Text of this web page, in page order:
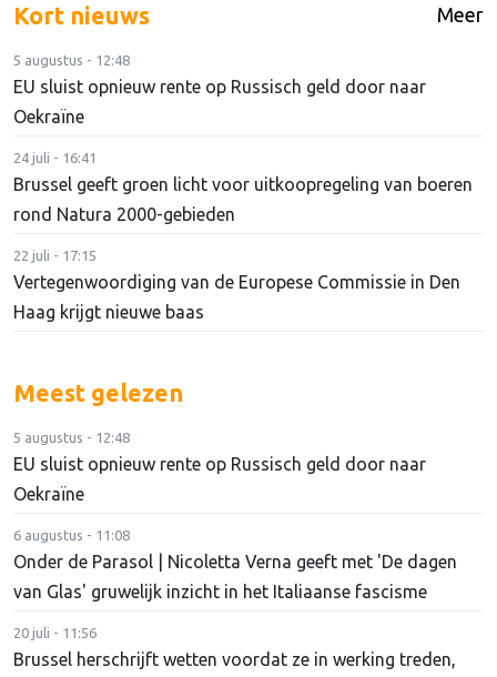
Kort nieuws Meer
5 augustus - 12:48
EU sluist opnieuw rente op Russisch geld door naar
Oekraïne
24 juli - 16:41
Brussel geeft groen licht voor uitkoopregeling van boeren
rond Natura 2000-gebieden
22 juli - 17:15
Vertegenwoordiging van de Europese Commissie in Den
Haag krijgt nieuwe baas
Meest gelezen
5 augustus - 12:48
EU sluist opnieuw rente op Russisch geld door naar
Oekraïne
6 augustus - 11:08
Onder de Parasol | Nicoletta Verna geeft met 'De dagen
van Glas' gruwelijk inzicht in het Italiaanse fascisme
20 juli - 11:56
Brussel herschrijft wetten voordat ze in werking treden,